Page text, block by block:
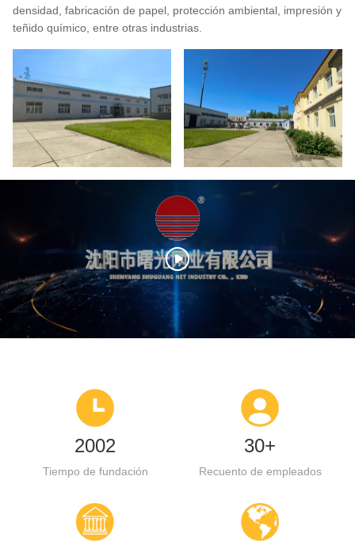
densidad, fabricación de papel, protección ambiental, impresión y
teñido químico, entre otras industrias.
2002
Tiempo de fundación
30+
Recuento de empleados